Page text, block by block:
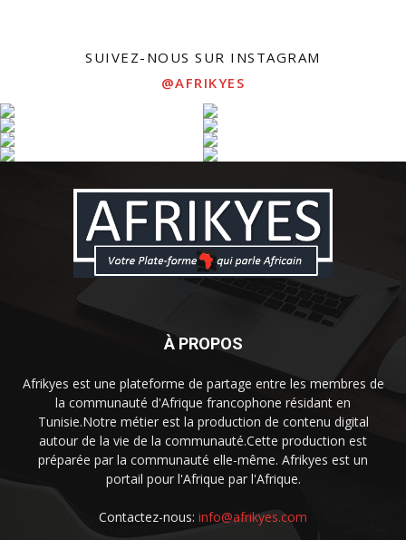
SUIVEZ-NOUS SUR INSTAGRAM
@AFRIKYES
À PROPOS
Afrikyes est une plateforme de partage entre les membres de
la communauté d'Afrique francophone résidant en
Tunisie.Notre métier est la production de contenu digital
autour de la vie de la communauté.Cette production est
préparée par la communauté elle-même. Afrikyes est un
portail pour l'Afrique par l'Afrique.
Contactez-nous: info@afrikyes.com